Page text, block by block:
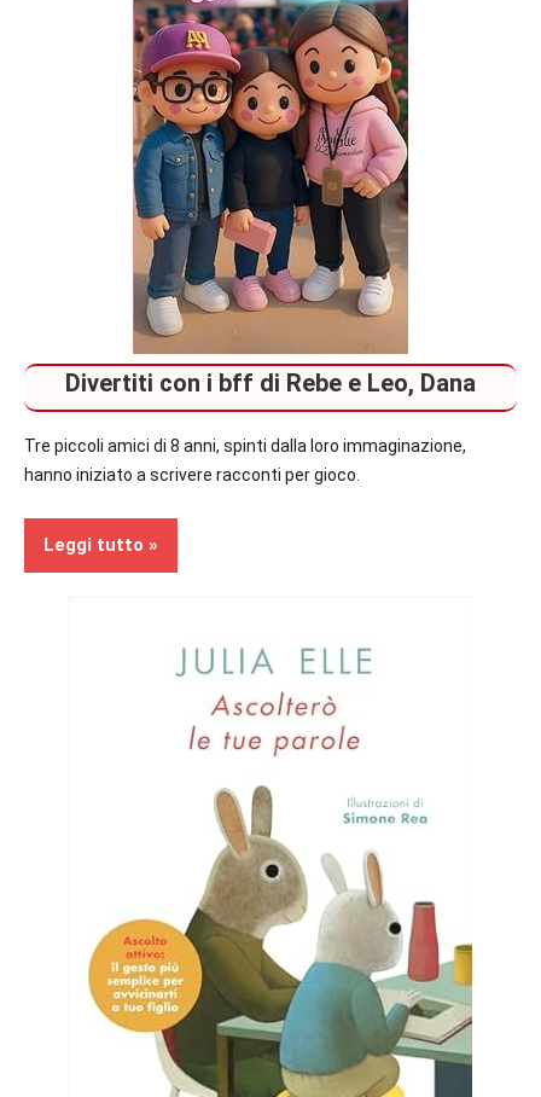
Divertiti con i bff di Rebe e Leo, Dana
Tre piccoli amici di 8 anni, spinti dalla loro immaginazione,
hanno iniziato a scrivere racconti per gioco.
Leggi tutto